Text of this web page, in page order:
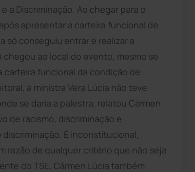
Discriminação. Ao chegar para o
apresentar a carteira funcional de
só conseguiu entrar e realizar a
chegou ao local do evento, mesmo se
funcional da condição de
a ministra Vera Lúcia não teve
se daria a palestra, relatou Cármen
de racismo, discriminação e
É inconstitucional,
razão de qualquer critério que não seja
do TSE. Cármen Lúcia também